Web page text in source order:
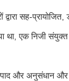
द्वारा सह-
था, एक निजी
और अनुसंधान और